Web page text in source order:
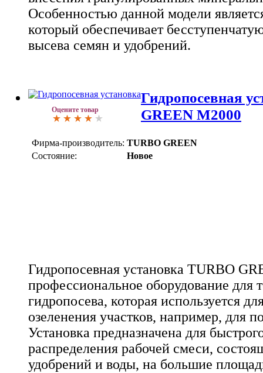
Особенностью данной модели
который обеспечивает
высева семян и удобрений.
Оцените товар
Гидропосевная
GREEN M2000
Фирма-производитель: TURBO GREEN
Состояние:
Новое
Гидропосевная установка TURBO
профессиональное оборудование для
гидропосева, которая используется
озеленения участков, например, для
Установка предназначена для
распределения рабочей смеси,
удобрений и воды, на большие